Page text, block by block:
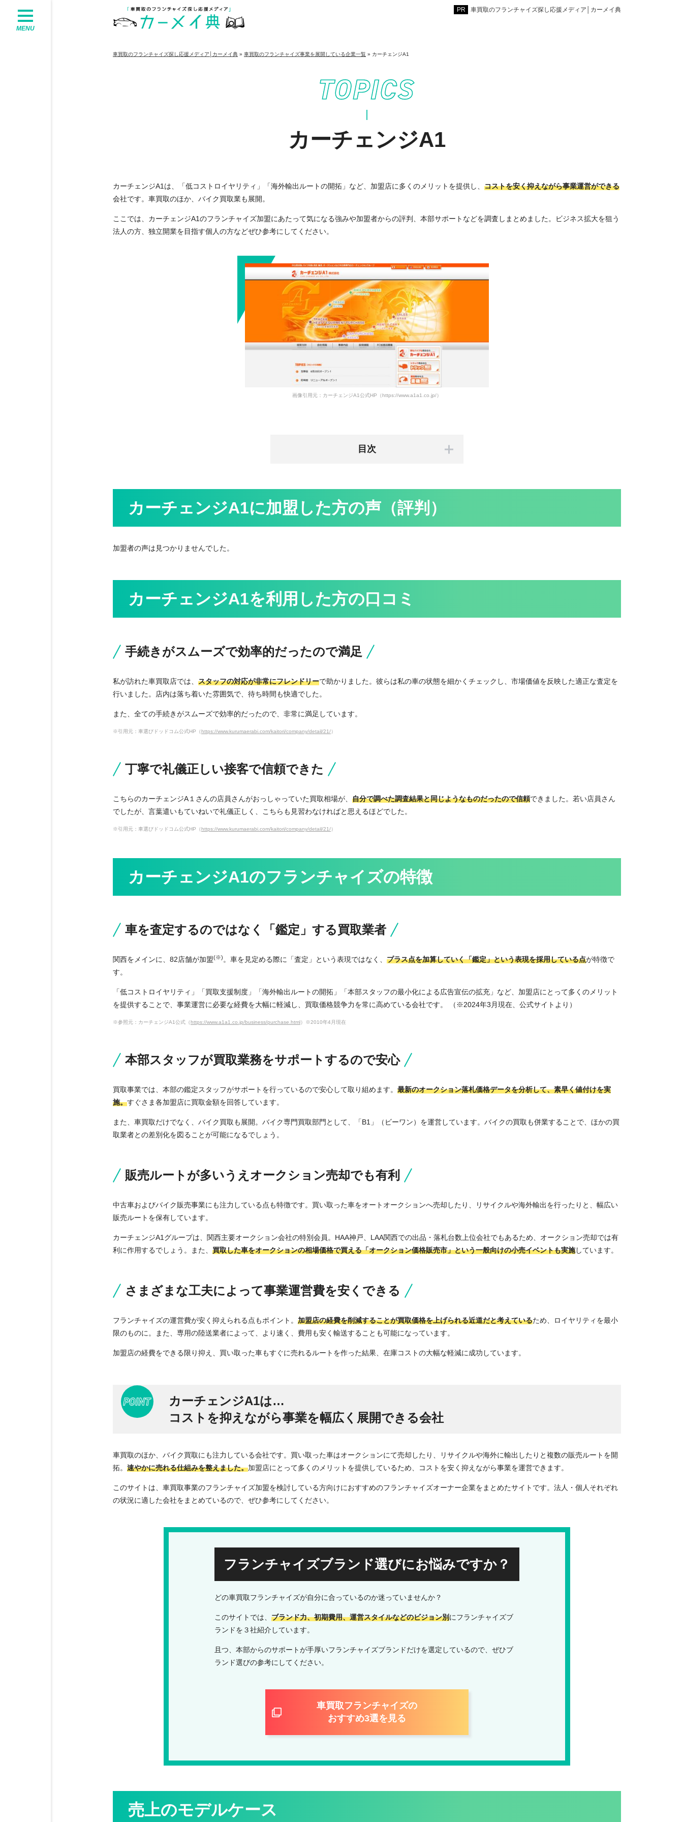
車買取のフランチャイズ探し応援メディア│カーメイ典
MENU
車買取のフランチャイズ探し応援メディア│カーメイ典 » 車買取のフランチャイズ事業を展開している企業一覧 » カーチェンジA1
カーチェンジA1
カーチェンジA1は、「低コストロイヤリティ」「海外輸出ルートの開拓」など、加盟店に多くのメリットを提供し、 コストを安く抑えながら事業運営ができる
会社です。車買取のほか、バイク買取業も展開。
ここでは、カーチェンジA1のフランチャイズ加盟にあたって気になる強みや加盟者からの評判、本部サポートなどを調査しまとめました。ビジネス拡大を狙う
法人の方、独立開業を目指す個人の方などぜひ参考にしてください。
画像引用元：カーチェンジA1公式HP（https://www.a1a1.co.jp/）
カーチェンジA1に加盟した方の声（評判）
加盟者の声は見つかりませんでした。
カーチェンジA1を利用した方の口コミ
手続きがスムーズで効率的だったので満足
私が訪れた車買取店では、 スタッフの対応が非常にフレンドリーで助かりました。彼らは私の車の状態を細かくチェックし、市場価値を反映した適正な査定を
行いました。店内は落ち着いた雰囲気で、待ち時間も快適でした。
また、全ての手続きがスムーズで効率的だったので、非常に満足しています。
※引用元：車選びドッドコム公式HP（ https://www.kurumaerabi.com/kaitori/company/detail/21/）
丁寧で礼儀正しい接客で信頼できた
こちらのカーチェンジA１さんの店員さんがおっしゃっていた買取相場が、 自分で調べた調査結果と同じようなものだったので信頼できました。若い店員さん
でしたが、言葉遣いもていねいで礼儀正しく、こちらも見習わなければと思えるほどでした。
※引用元：車選びドッドコム公式HP（ https://www.kurumaerabi.com/kaitori/company/detail/21/）
カーチェンジA1のフランチャイズの特徴
車を査定するのではなく「鑑定」する買取業者
関西をメインに、82店舗が加盟(※)。車を見定める際に「査定」という表現ではなく、 プラス点を加算していく「鑑定」という表現を採用している点が特徴で
す。
「低コストロイヤリティ」「買取支援制度」「海外輸出ルートの開拓」「本部スタッフの最小化による広告宣伝の拡充」など、加盟店にとって多くのメリット
を提供することで、事業運営に必要な経費を大幅に軽減し、買取価格競争力を常に高めている会社です。 （※2024年3月現在、公式サイトより）
※参照元：カーチェンジA1公式（ https://www.a1a1.co.jp/business/purchase.html ）※2010年4月現在
本部スタッフが買取業務をサポートするので安心
買取事業では、本部の鑑定スタッフがサポートを行っているので安心して取り組めます。 最新のオークション落札価格データを分析して、素早く値付けを実
施。すぐさま各加盟店に買取金額を回答しています。
また、車買取だけでなく、バイク買取も展開。バイク専門買取部門として、「B1」（ビーワン）を運営しています。バイクの買取も併業することで、ほかの買
取業者との差別化を図ることが可能になるでしょう。
販売ルートが多いうえオークション売却でも有利
中古車およびバイク販売事業にも注力している点も特徴です。買い取った車をオートオークションへ売却したり、リサイクルや海外輸出を行ったりと、幅広い
販売ルートを保有しています。
カーチェンジA1グループは、関西主要オークション会社の特別会員。HAA神戸、LAA関西での出品・落札台数上位会社でもあるため、オークション売却では有
利に作用するでしょう。また、 買取した車をオークションの相場価格で買える「オークション価格販売市」という一般向けの小売イベントも実施しています。
さまざまな工夫によって事業運営費を安くできる
フランチャイズの運営費が安く抑えられる点もポイント。 加盟店の経費を削減することが買取価格を上げられる近道だと考えているため、ロイヤリティを最小
限のものに。また、専用の陸送業者によって、より速く、費用も安く輸送することも可能になっています。
加盟店の経費をできる限り抑え、買い取った車もすぐに売れるルートを作った結果、在庫コストの大幅な軽減に成功しています。
カーチェンジA1は…
コストを抑えながら事業を幅広く展開できる会社
車買取のほか、バイク買取にも注力している会社です。買い取った車はオークションにて売却したり、リサイクルや海外に輸出したりと複数の販売ルートを開
拓。 速やかに売れる仕組みを整えました。加盟店にとって多くのメリットを提供しているため、コストを安く抑えながら事業を運営できます。
このサイトは、車買取事業のフランチャイズ加盟を検討している方向けにおすすめのフランチャイズオーナー企業をまとめたサイトです。法人・個人それぞれ
の状況に適した会社をまとめているので、ぜひ参考にしてください。
フランチャイズブランド選びにお悩みですか？
どの車買取フランチャイズが自分に合っているのか迷っていませんか？
このサイトでは、 ブランド力、初期費用、運営スタイルなどのビジョン別にフランチャイズブ
ランドを３社紹介しています。
且つ、本部からのサポートが手厚いフランチャイズブランドだけを選定しているので、ぜひブ
ランド選びの参考にしてください。
車買取フランチャイズの
おすすめ3選を見る
売上のモデルケース